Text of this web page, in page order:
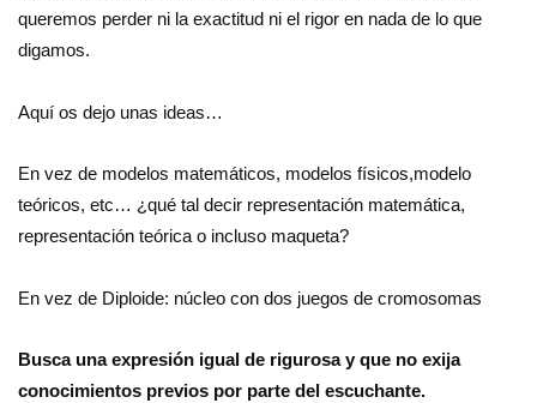
queremos perder ni la exactitud ni el rigor en nada de lo que
digamos.
Aquí os dejo unas ideas…
En vez de modelos matemáticos, modelos físicos,modelo
teóricos, etc… ¿qué tal decir representación matemática,
representación teórica o incluso maqueta?
En vez de Diploide: núcleo con dos juegos de cromosomas
Busca una expresión igual de rigurosa y que no exija
conocimientos previos por parte del escuchante.